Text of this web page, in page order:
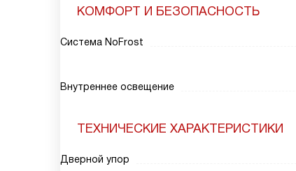
КОМФОРТ И БЕЗОПАСНОСТЬ
Система NoFrost
Внутреннее освещение
ТЕХНИЧЕСКИЕ ХАРАКТЕРИСТИКИ
Дверной упор